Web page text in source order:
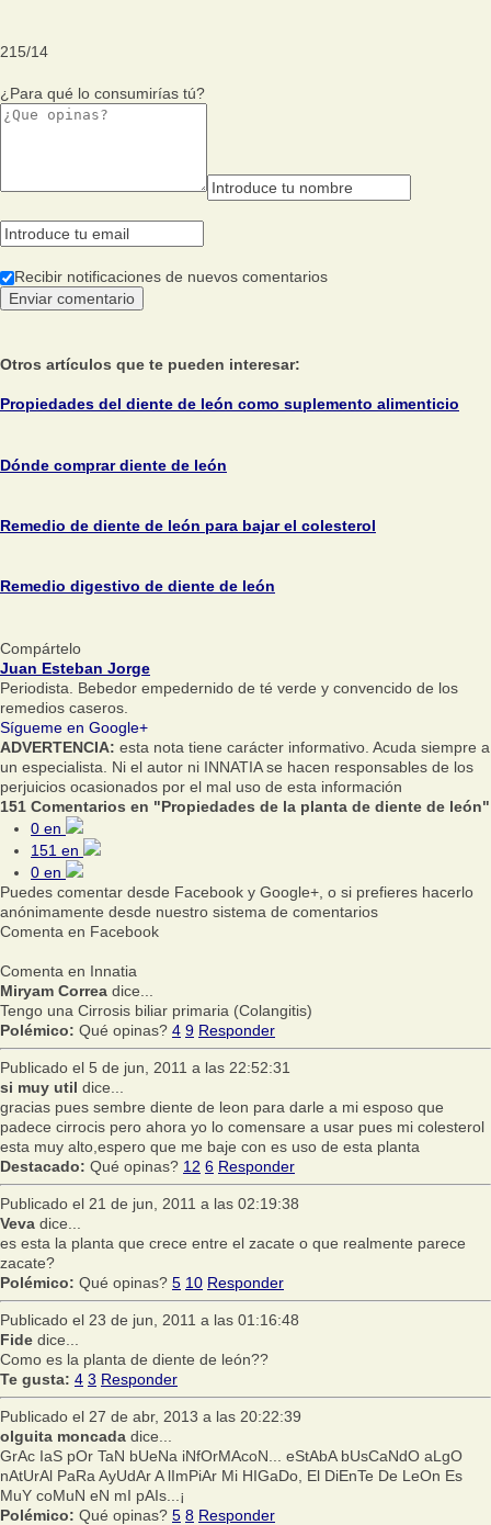
215/14
¿Para qué lo consumirías tú?
Recibir notificaciones de nuevos comentarios
Otros artículos que te pueden interesar:
Propiedades del diente de león como suplemento alimenticio
Dónde comprar diente de león
Remedio de diente de león para bajar el colesterol
Remedio digestivo de diente de león
Compártelo
Juan Esteban Jorge
Periodista. Bebedor empedernido de té verde y convencido de los
remedios caseros.
Sígueme en Google+
ADVERTENCIA: esta nota tiene carácter informativo. Acuda siempre a
un especialista. Ni el autor ni INNATIA se hacen responsables de los
perjuicios ocasionados por el mal uso de esta información
151 Comentarios en "Propiedades de la planta de diente de león"
0 en
151 en
0 en
Puedes comentar desde Facebook y Google+, o si prefieres hacerlo
anónimamente desde nuestro sistema de comentarios
Comenta en Facebook
Comenta en Innatia
Miryam Correa dice...
Tengo una Cirrosis biliar primaria (Colangitis)
Polémico: Qué opinas? 4 9 Responder
Publicado el 5 de jun, 2011 a las 22:52:31
si muy util dice...
gracias pues sembre diente de leon para darle a mi esposo que
padece cirrocis pero ahora yo lo comensare a usar pues mi colesterol
esta muy alto,espero que me baje con es uso de esta planta
Destacado: Qué opinas? 12 6 Responder
Publicado el 21 de jun, 2011 a las 02:19:38
Veva dice...
es esta la planta que crece entre el zacate o que realmente parece
zacate?
Polémico: Qué opinas? 5 10 Responder
Publicado el 23 de jun, 2011 a las 01:16:48
Fide dice...
Como es la planta de diente de león??
Te gusta: 4 3 Responder
Publicado el 27 de abr, 2013 a las 20:22:39
olguita moncada dice...
GrAc IaS pOr TaN bUeNa iNfOrMAcoN... eStAbA bUsCaNdO aLgO
nAtUrAl PaRa AyUdAr A lImPiAr Mi HIGaDo, El DiEnTe De LeOn Es
MuY coMuN eN mI pAIs...¡
Polémico: Qué opinas? 5 8 Responder